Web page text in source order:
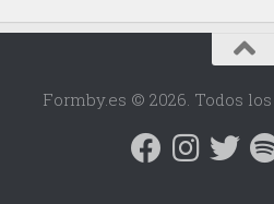
Formby.es © 2026. Todos